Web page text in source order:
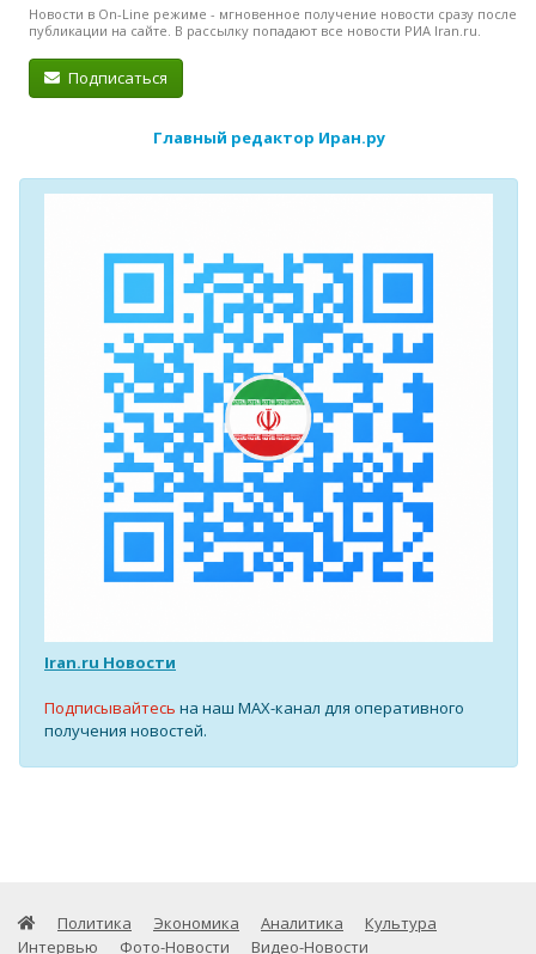
Новости в On-Line режиме - мгновенное получение новости сразу после
публикации на сайте. В рассылку попадают все новости РИА Iran.ru.
Подписаться
Главный редактор Иран.ру
Iran.ru Новости
Подписывайтесь на наш MAX-канал для оперативного
получения новостей.
Политика Экономика Аналитика
Культура
Интервью
Фото-Новости Видео-Новости